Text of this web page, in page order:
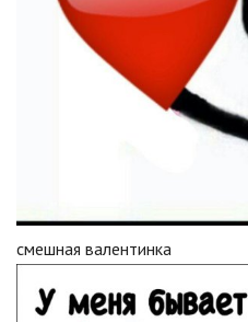
смешная валентинка